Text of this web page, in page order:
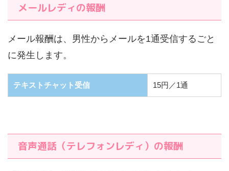
メールレディの報酬
メール報酬は、男性からメールを1通受信するごと
に発生します。
テキストチャット受信 15円／1通
音声通話（テレフォンレディ）の報酬